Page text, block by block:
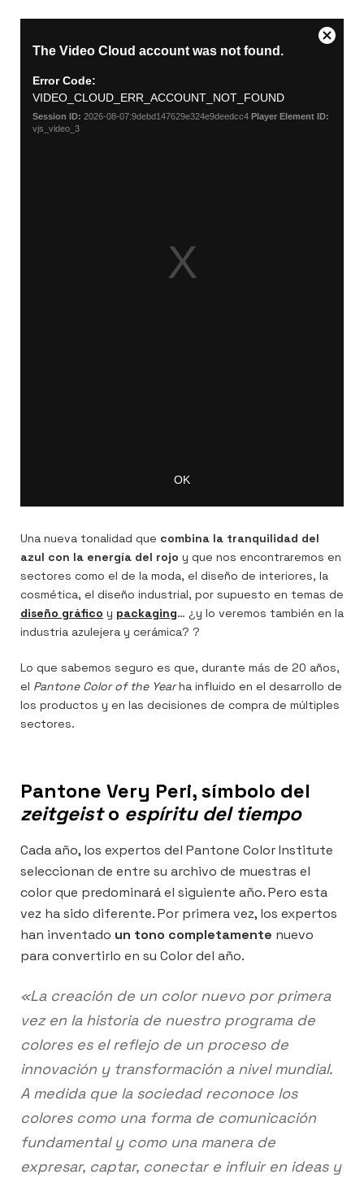
Una nueva tonalidad que combina la tranquilidad del
azul con la energía del rojo y que nos encontraremos en
sectores como el de la moda, el diseño de interiores, la
cosmética, el diseño industrial, por supuesto en temas de
diseño gráfico y packaging… ¿y lo veremos también en la
industria azulejera y cerámica? ?
Lo que sabemos seguro es que, durante más de 20 años,
el Pantone Color of the Yearha influido en el desarrollo de
los productos y en las decisiones de compra de múltiples
sectores.
Pantone Very Peri, símbolo del
zeitgeisto espíritu del tiempo
Cada año, los expertos del Pantone Color Institute
seleccionan de entre su archivo de muestras el
color que predominará el siguiente año. Pero esta
vez ha sido diferente. Por primera vez, los expertos
han inventado un tono completamente nuevo
para convertirlo en su Color del año.
«La creación de un color nuevo por primera
vez en la historia de nuestro programa de
colores es el reflejo de un proceso de
innovación y transformación a nivel mundial.
A medida que la sociedad reconoce los
colores como una forma de comunicación
fundamental y como una manera de
expresar, captar, conectar e influir en ideas y